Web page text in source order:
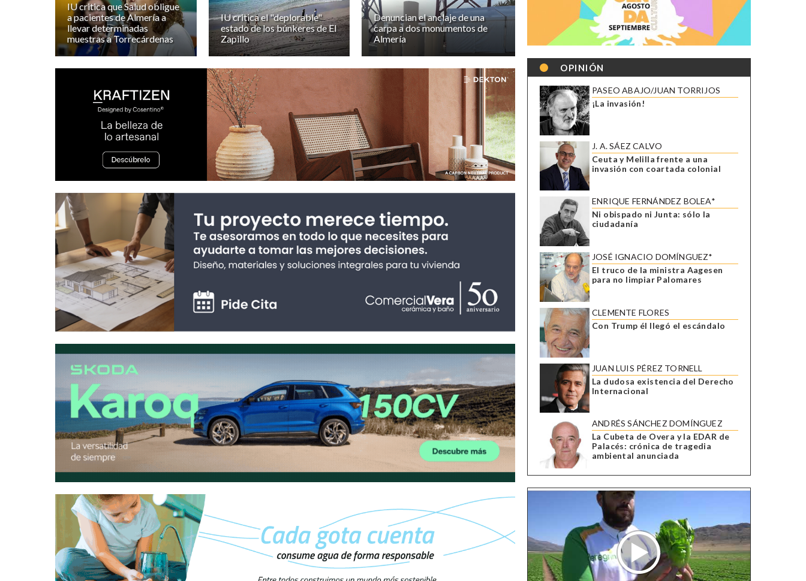
IU critica que Salud obligue
a pacientes de Almería a
llevar determinadas
muestras a Torrecárdenas
IU critica el "deplorable"
estado de los búnkeres de El
Zapillo
Denuncian el anclaje de una
carpa a dos monumentos de
Almería
OPINIÓN
PASEO ABAJO/JUAN TORRIJOS
¡La invasión!
J. A. SÁEZ CALVO
Ceuta y Melilla frente a una
invasión con coartada colonial
ENRIQUE FERNÁNDEZ BOLEA*
Ni obispado ni Junta: sólo la
ciudadanía
JOSÉ IGNACIO DOMÍNGUEZ*
El truco de la ministra Aagesen
para no limpiar Palomares
CLEMENTE FLORES
Con Trump él llegó el escándalo
JUAN LUIS PÉREZ TORNELL
La dudosa existencia del Derecho
Internacional
ANDRÉS SÁNCHEZ DOMÍNGUEZ
La Cubeta de Overa y la EDAR de
Palacés: crónica de tragedia
ambiental anunciada